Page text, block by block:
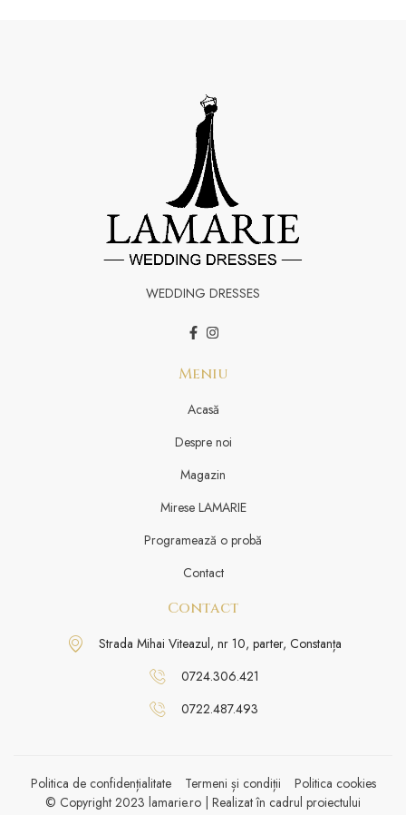
WEDDING DRESSES
Meniu
Acasă
Despre noi
Magazin
Mirese LAMARIE
Programează o probă
Contact
Contact
Strada Mihai Viteazul, nr 10, parter, Constanța
0724.306.421
0722.487.493
© Copyright 2023 lamarie.ro | Realizat în cadrul proiectului
Politica de confidențialitate Termeni și condiții Politica cookies